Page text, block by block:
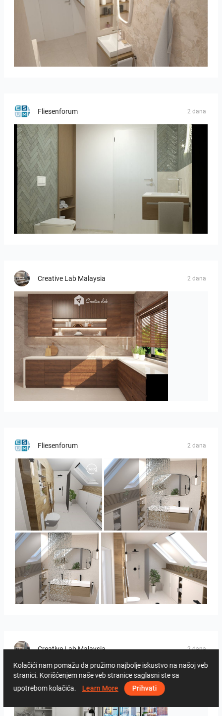
Bild_2
Fliesenforum 2 dana
Bild_02
Creative Lab Malaysia 2 dana
Fliesenforum 2 dana
Panorama-02 Bild_3
Bild_3 Bild_2
Creative Lab Malaysia 2 dana
Kolačići nam pomažu da pružimo najbolje iskustvo na našoj veb
stranici. Korišćenjem naše veb stranice saglasni ste sa
upotrebom kolačića. Learn More Prihvati